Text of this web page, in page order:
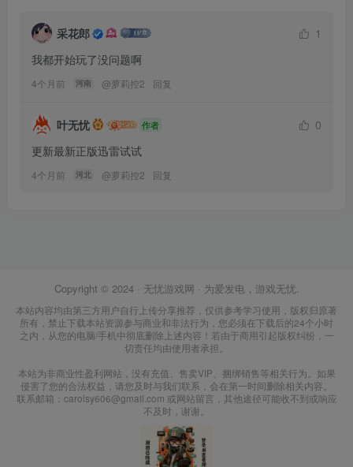
采花郎
1
我都开始玩了没问题啊
4个月前 河南 @萝莉控2 回复
叶无忧 作者
0
更新最新正版迅雷试试
4个月前 河北 @萝莉控2 回复
Copyright © 2024 · 无忧游戏网 · 为爱发电，游戏无忧.
本站内容均由第三方用户自行上传分享推荐，仅供参考学习使用，版权归原著
所有，禁止下载本站资源参与商业和非法行为，您必须在下载后的24个小时
之内，从您的电脑/手机中彻底删除上述内容！若由于商用引起版权纠纷，一
切责任均由使用者承担。
本站为非商业性盈利网站，没有充值、售卖VIP、捆绑销售等相关行为。如果
侵害了您的合法权益，请您及时与我们联系，会在第一时间删除相关内容。
联系邮箱：carolsy606@gmail.com 或网站留言，其他途径可能收不到或响应
不及时，谢谢。